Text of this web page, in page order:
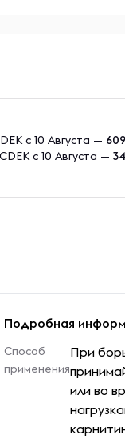
с 10 Августа —
с 10 Августа —
Подробная
Способ
применения
При
или во